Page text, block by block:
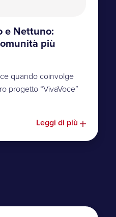
e Nettuno:
più
quando coinvolge
progetto “VivaVoce”
Leggi di più